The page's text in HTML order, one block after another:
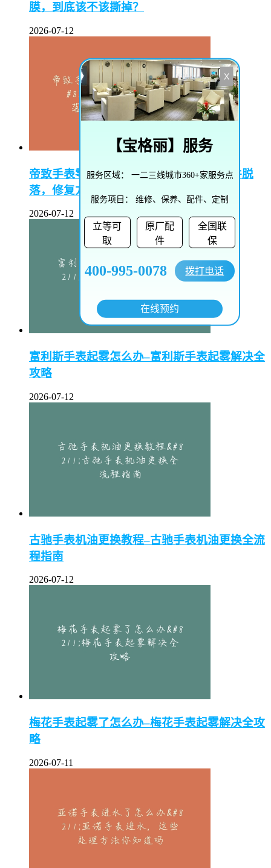
膜，到底该不该撕掉？
2026-07-12
帝致手表零件脱落怎么修复–帝致手表零件脱
落，修复方法大揭秘
2026-07-12
富利斯手表起雾怎么办–富利斯手表起雾解决全
攻略
2026-07-12
古驰手表机油更换教程–古驰手表机油更换全流
程指南
2026-07-12
梅花手表起雾了怎么办–梅花手表起雾解决全攻
略
2026-07-11
X
【宝格丽】服务
服务区域： 一二三线城市360+家服务点
服务项目： 维修、保养、配件、定制
立等可
取
原厂配
件
全国联
保
400-995-0078 拨打电话
在线预约